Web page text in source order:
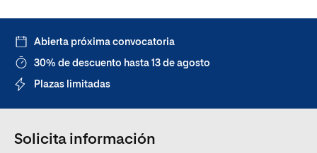
Abierta próxima convocatoria
30% de descuento hasta 13 de agosto
Plazas limitadas
Solicita información